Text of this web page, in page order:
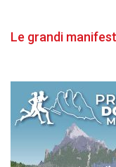
Le grandi